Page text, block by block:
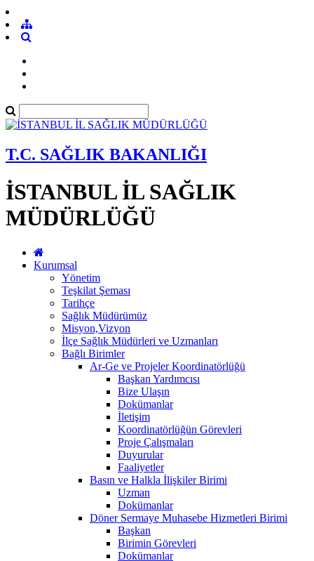
T.C. SAĞLIK BAKANLIĞI
İSTANBUL İL SAĞLIK
MÜDÜRLÜĞÜ
Kurumsal
Yönetim
Teşkilat Şeması
Tarihçe
Sağlık Müdürümüz
Misyon,Vizyon
İlçe Sağlık Müdürleri ve Uzmanları
Bağlı Birimler
Ar-Ge ve Projeler Koordinatörlüğü
Başkan Yardımcısı
Bize Ulaşın
Dokümanlar
İletişim
Koordinatörlüğün Görevleri
Proje Çalışmaları
Duyurular
Faaliyetler
Basın ve Halkla İlişkiler Birimi
Uzman
Dokümanlar
Döner Sermaye Muhasebe Hizmetleri Birimi
Başkan
Birimin Görevleri
Dokümanlar